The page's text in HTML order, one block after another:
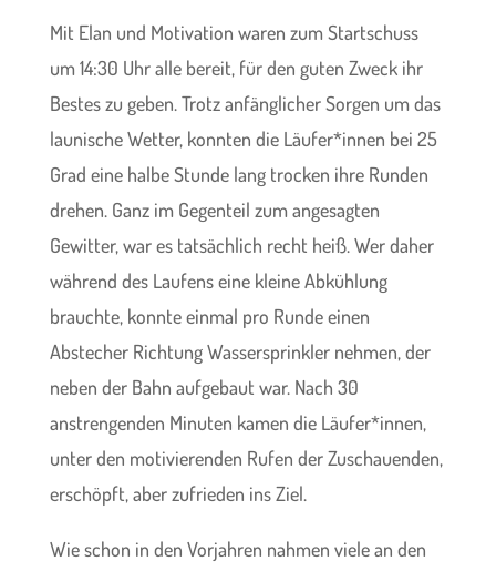
Mit Elan und Motivation waren zum Startschuss
um 14:30 Uhr alle bereit, für den guten Zweck ihr
Bestes zu geben. Trotz anfänglicher Sorgen um das
launische Wetter, konnten die Läufer*innen bei 25
Grad eine halbe Stunde lang trocken ihre Runden
drehen. Ganz im Gegenteil zum angesagten
Gewitter, war es tatsächlich recht heiß. Wer daher
während des Laufens eine kleine Abkühlung
brauchte, konnte einmal pro Runde einen
Abstecher Richtung Wassersprinkler nehmen, der
neben der Bahn aufgebaut war. Nach 30
anstrengenden Minuten kamen die Läufer*innen,
unter den motivierenden Rufen der Zuschauenden,
erschöpft, aber zufrieden ins Ziel.
Wie schon in den Vorjahren nahmen viele an den